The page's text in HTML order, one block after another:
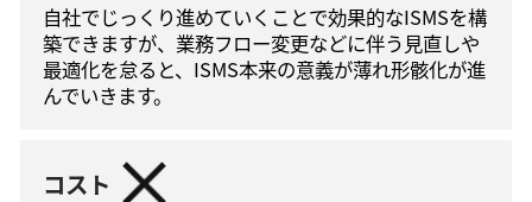
自社でじっくり進めていくことで効果的なISMSを構
築できますが、業務フロー変更などに伴う⾒直しや
最適化を怠ると、ISMS本来の意義が薄れ形骸化が進
んでいきます。
コスト